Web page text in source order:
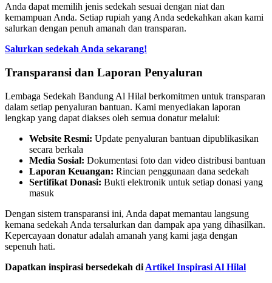
Anda dapat memilih jenis sedekah sesuai dengan niat dan
kemampuan Anda. Setiap rupiah yang Anda sedekahkan akan kami
salurkan dengan penuh amanah dan transparan.
Salurkan sedekah Anda sekarang!
Transparansi dan Laporan Penyaluran
Lembaga Sedekah Bandung Al Hilal berkomitmen untuk transparan
dalam setiap penyaluran bantuan. Kami menyediakan laporan
lengkap yang dapat diakses oleh semua donatur melalui:
Website Resmi: Update penyaluran bantuan dipublikasikan
secara berkala
Media Sosial: Dokumentasi foto dan video distribusi bantuan
Laporan Keuangan: Rincian penggunaan dana sedekah
Sertifikat Donasi: Bukti elektronik untuk setiap donasi yang
masuk
Dengan sistem transparansi ini, Anda dapat memantau langsung
kemana sedekah Anda tersalurkan dan dampak apa yang dihasilkan.
Kepercayaan donatur adalah amanah yang kami jaga dengan
sepenuh hati.
Dapatkan inspirasi bersedekah di Artikel Inspirasi Al Hilal